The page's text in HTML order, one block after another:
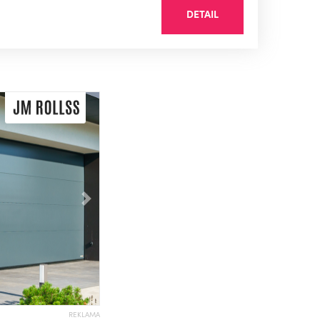
DETAIL
Následující
REKLAMA